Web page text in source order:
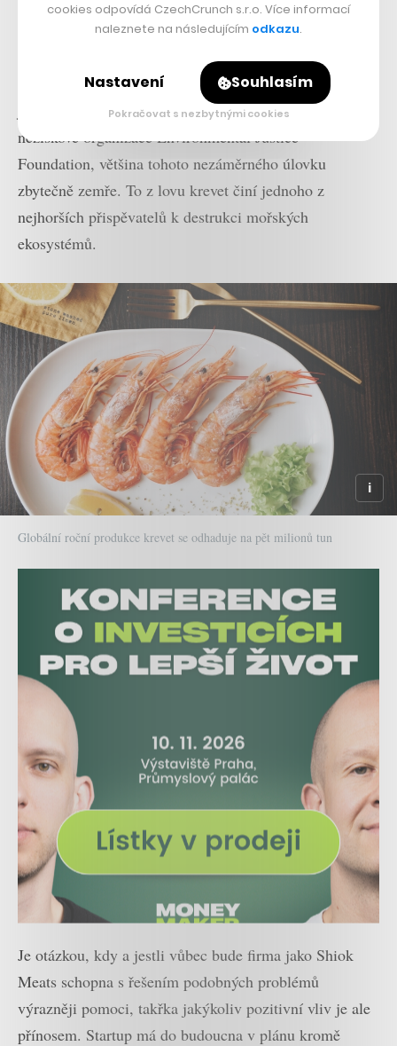
Pokud se zaměříme přímo na lov krevet, zjistíme, že
získání kilogramu zvířat často provází také vylovení
mezi 10 a 20 kilogramy jiných mořských druhů, které
jsou následně vyhozeny zpět do moře. Jakuvádí zpráva
neziskové organizace Environmental Justice
Foundation, většina tohoto nezáměrného úlovku
zbytečně zemře. To z lovu krevet činí jednoho z
nejhorších přispěvatelů k destrukci mořských
ekosystémů.
Globální roční produkce krevet se odhaduje na pět milionů tun
Je otázkou, kdy a jestli vůbec bude firma jako Shiok
Meats schopna s řešením podobných problémů
výrazněji pomoci, takřka jakýkoliv pozitivní vliv je ale
přínosem. Startup má do budoucna v plánu kromě
cookies odpovídá CzechCrunch s.r.o. Více informací
naleznete na následujícím odkazu.
Nastavení Souhlasím
Pokračovat s nezbytnými cookies